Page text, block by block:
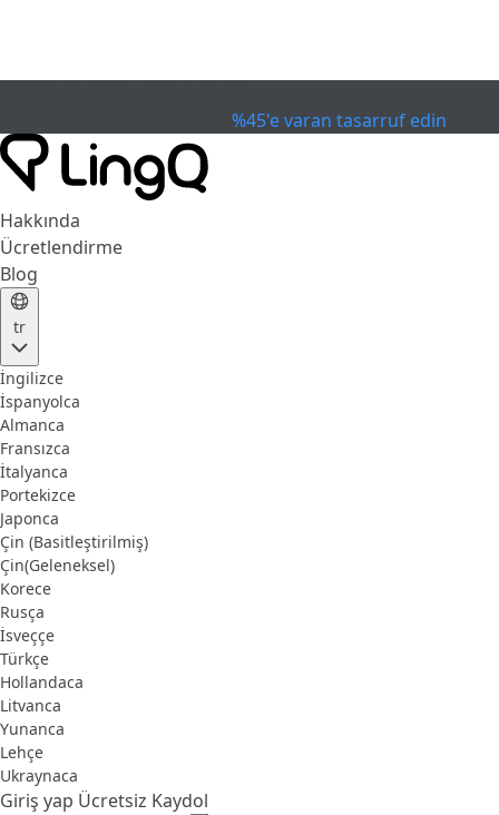
%45'e varan tasarruf edin
Hakkında
Ücretlendirme
Blog
tr
İngilizce
İspanyolca
Almanca
Fransızca
İtalyanca
Portekizce
Japonca
Çin (Basitleştirilmiş)
Çin(Geleneksel)
Korece
Rusça
İsveççe
Türkçe
Hollandaca
Litvanca
Yunanca
Lehçe
Ukraynaca
Giriş yap Ücretsiz Kaydol